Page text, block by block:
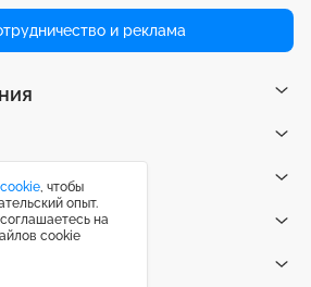
и реклама
, чтобы
опыт.
на
cookie